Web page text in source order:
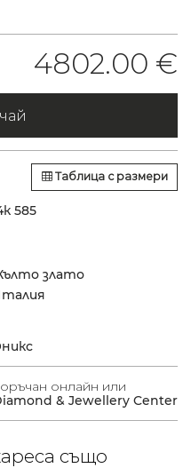
4802.00 €
Таблица с размери
585
злато
онлайн или
& Jewellery Center
също